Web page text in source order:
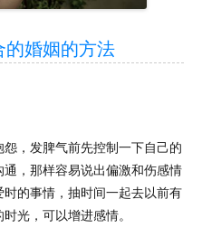
婚姻的方法
，发脾气前先控制一下自己的
，那样容易说出偏激和伤感情
的事情，抽时间一起去以前有
光，可以增进感情。